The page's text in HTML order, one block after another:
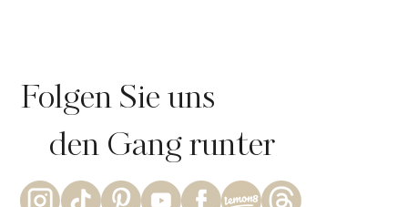
Folgen Sie uns
den Gang runter